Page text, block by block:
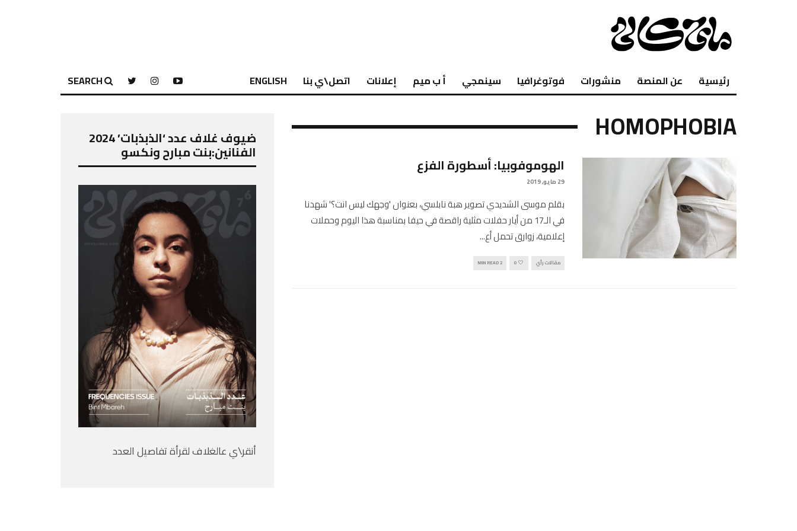
رئيسية عن المنصة منشورات فوتوغرافيا سينمجي أ ب ميم إعلانات اتصل\ي بنا ENGLISH
SEARCH
HOMOPHOBIA
الهوموفوبيا: أسطورة الفزع
29 مايو, 2019
بقلم موسى الشديدي تصوير هبة نابلسي، بعنوان 'وجهك ليس انت؟' شهدنا
في الـ17 من أيار حفلات مثلية راقصة في حيفا بمناسبة هذا اليوم وحملات
إعلامية، زوارق تحمل أع...
مقالات رأي 0
2 MIN READ
ضيوف غلاف عدد ‘الذبذبات’ 2024
الفنانين:بنت مبارح ونكسو
أنقر\ي عالغلاف لقرأة تفاصيل العدد